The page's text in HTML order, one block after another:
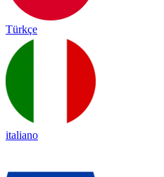
Türkçe
italiano